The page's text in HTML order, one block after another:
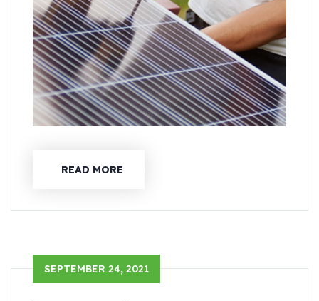
READ MORE
SEPTEMBER 24, 2021